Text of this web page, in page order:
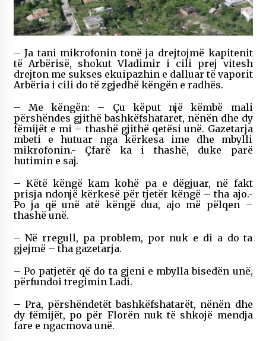
– Ja tani mikrofonin tonë ja drejtojmë kapitenit
të Arbërisë, shokut Vladimir i cili prej vitesh
drejton me sukses ekuipazhin e dalluar të vaporit
Arbëria i cili do të zgjedhë këngën e radhës.
– Me këngën: – Çu këput një këmbë mali
përshëndes gjithë bashkëfshataret, nënën dhe dy
fëmijët e mi – thashë gjithë qetësi unë. Gazetarja
mbeti e hutuar nga kërkesa ime dhe mbylli
mikrofonin.- Çfarë ka i thashë, duke parë
hutimin e saj.
– Këtë këngë kam kohë pa e dëgjuar, në fakt
prisja ndonjë kërkesë për tjetër këngë – tha ajo.-
Po ja që unë atë këngë dua, ajo më pëlqen –
thashë unë.
– Në rregull, pa problem, por nuk e di a do ta
gjejmë – tha gazetarja.
– Po patjetër që do ta gjeni e mbylla bisedën unë,
përfundoi tregimin Ladi.
– Pra, përshëndetët bashkëfshatarët, nënën dhe
dy fëmijët, po për Florën nuk të shkojë mendja
fare e ngacmova unë.